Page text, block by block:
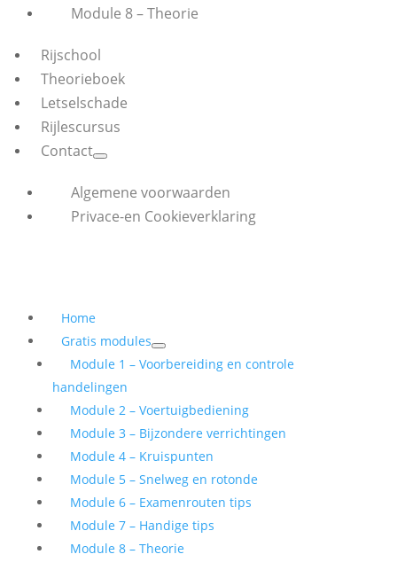
Module 8 – Theorie
Rijschool
Theorieboek
Letselschade
Rijlescursus
Contact
Algemene voorwaarden
Privace-en Cookieverklaring
Home
Gratis modules
Module 1 – Voorbereiding en controle
handelingen
Module 2 – Voertuigbediening
Module 3 – Bijzondere verrichtingen
Module 4 – Kruispunten
Module 5 – Snelweg en rotonde
Module 6 – Examenrouten tips
Module 7 – Handige tips
Module 8 – Theorie